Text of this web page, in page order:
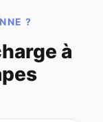
?
à